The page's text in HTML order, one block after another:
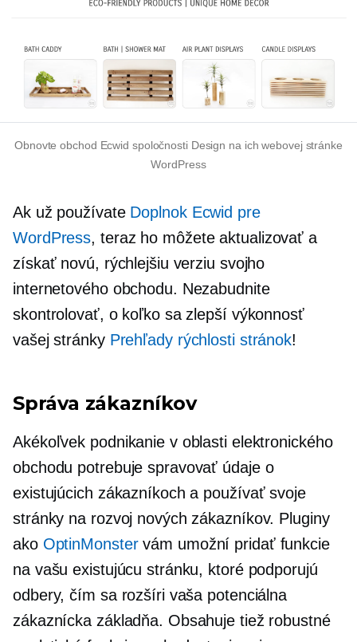
Obnovte obchod Ecwid spoločnosti Design na ich webovej stránke
WordPress
Ak už používate Doplnok Ecwid pre
WordPress, teraz ho môžete aktualizovať a
získať novú, rýchlejšiu verziu svojho
internetového obchodu. Nezabudnite
skontrolovať, o koľko sa zlepší výkonnosť
vašej stránky Prehľady rýchlosti stránok!
Správa zákazníkov
Akékoľvek podnikanie v oblasti elektronického
obchodu potrebuje spravovať údaje o
existujúcich zákazníkoch a používať svoje
stránky na rozvoj nových zákazníkov. Pluginy
ako OptinMonstervám umožní pridať funkcie
na vašu existujúcu stránku, ktoré podporujú
odbery, čím sa rozšíri vaša potenciálna
zákaznícka základňa. Obsahuje tiež robustné